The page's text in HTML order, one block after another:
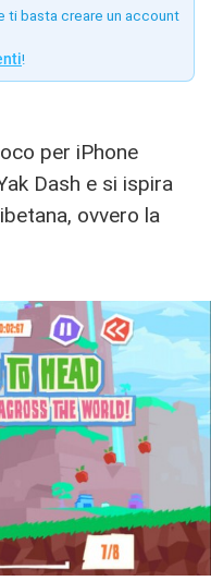
ti basta creare un account
!
per iPhone
Dash e si ispira
ovvero la